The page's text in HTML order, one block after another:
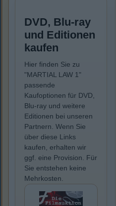
DVD, Blu-ray
und Editionen
kaufen
Hier finden Sie zu
"MARTIAL LAW 1"
passende
Kaufoptionen für DVD,
Blu-ray und weitere
Editionen bei unseren
Partnern. Wenn Sie
über diese Links
kaufen, erhalten wir
ggf. eine Provision. Für
Sie entstehen keine
Mehrkosten.